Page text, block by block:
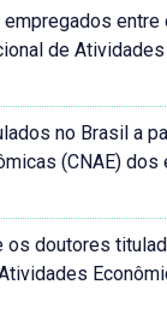
de
no Brasil a
(CNAE)
doutores